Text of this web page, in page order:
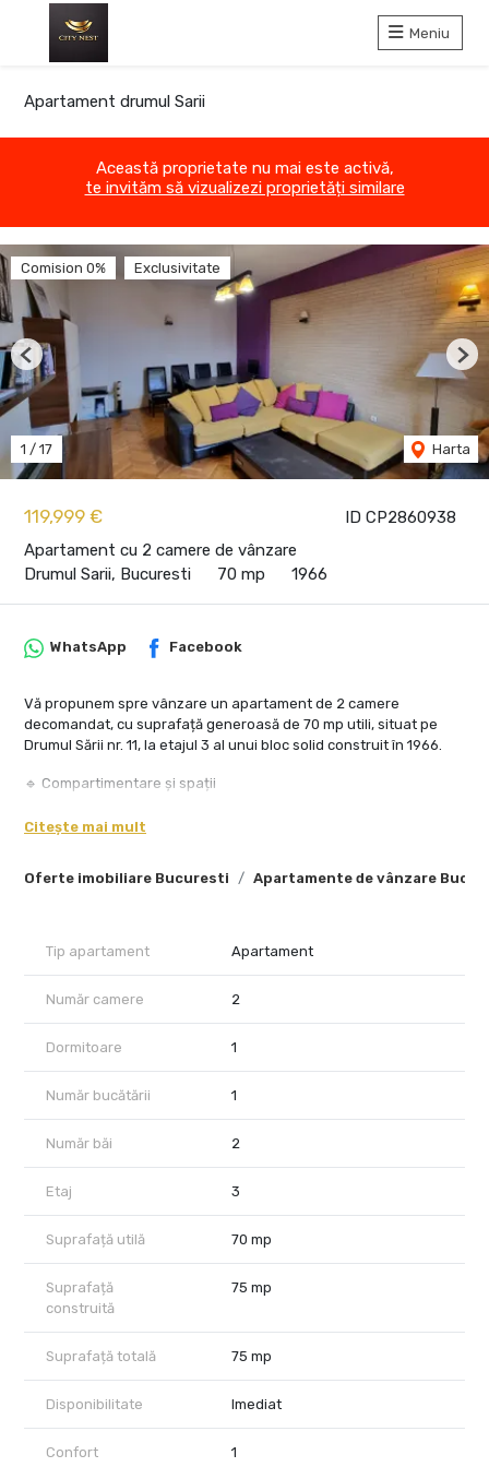
Meniu
Apartament drumul Sarii
Această proprietate nu mai este activă,
te invităm să vizualizezi proprietăți similare
ID CP2860938
119,999 €
Apartament cu 2 camere de vânzare
Drumul Sarii, Bucuresti
70 mp 1966
Comision 0% Exclusivitate
1 / 17 Harta
Previous
Oferte imobiliare Bucuresti Apartamente de vânzare
WhatsApp Facebook
Vă propunem spre vânzare un apartament de 2 camere
decomandat, cu suprafață generoasă de 70 mp utili, situat pe
Drumul Sării nr. 11, la etajul 3 al unui bloc solid construit în 1966.
🔹 Compartimentare și spații
Living foarte spațios, ideal pentru zonă de relaxare și dining
Holuri largi, cu spații de depozitare bine gândite
Apartamentul este locuibil imediat
Se vinde mobilat, conform fotografiilor
Parchet din lemn masiv
Ferestre mari, lumină naturală bună
Vedere urbană deschisă
🔹 Avantaje cheie
✔ suprafață mare pentru un apartament de 2 camere
✔ compartimentare practică
✔ zonă bine conectată la transport, magazine, școli și parcuri
✔ ideal atât pentru locuit, cât și pentru investiție (închiriere)
Citește mai mult
Tip apartament Apartament
Număr camere 2
Dormitoare 1
Număr bucătării 1
Număr băi 2
Etaj 3
Suprafață utilă 70 mp
Suprafață
construită
75 mp
Suprafață totală 75 mp
Disponibilitate Imediat
Confort 1